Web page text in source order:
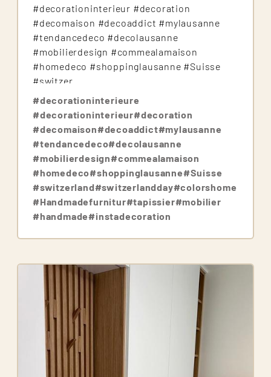
#decorationinterieur #decoration
#decomaison #decoaddict #mylausanne
#tendancedeco #decolausanne
#mobilierdesign #commealamaison
#homedeco #shoppinglausanne #Suisse
#switzer...
#decorationinterieure
#decorationinterieur#decoration
#decomaison#decoaddict#mylausanne
#tendancedeco#decolausanne
#mobilierdesign#commealamaison
#homedeco#shoppinglausanne#Suisse
#switzerland#switzerlandday#colorshome
#Handmadefurnitur#tapissier#mobilier
#handmade#instadecoration